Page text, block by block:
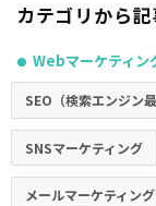
カテゴリから
● Webマーケティン
SEO（検索エンジン最
SNSマーケティング
メールマーケティング